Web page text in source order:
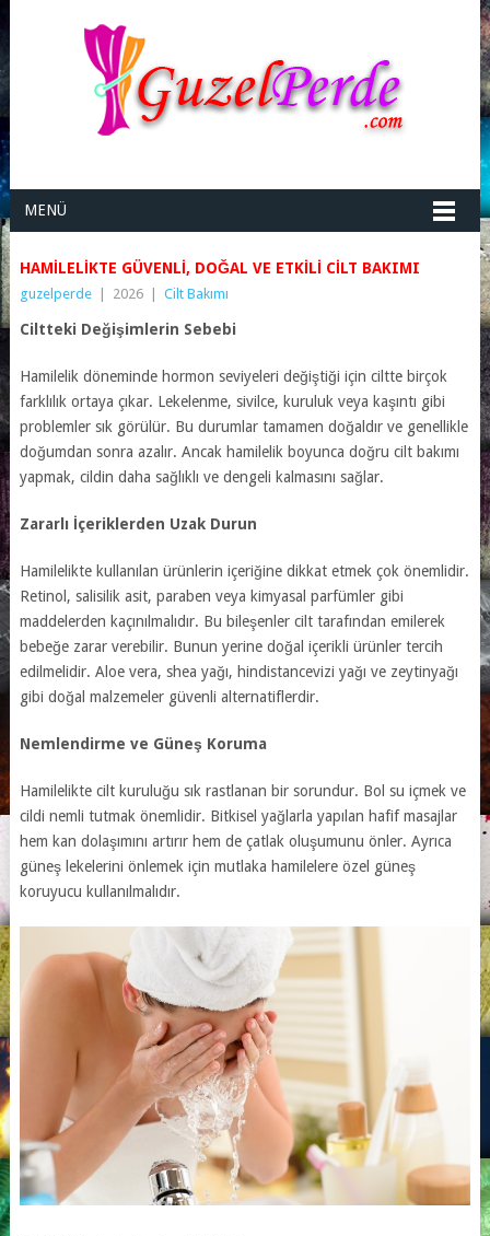
MENÜ
HAMILELIKTE GÜVENLI, DOĞAL VE ETKILI CILT BAKIMI
guzelperde 2026 Cilt Bakımı
Ciltteki Değişimlerin Sebebi
Hamilelik döneminde hormon seviyeleri değiştiği için ciltte birçok
farklılık ortaya çıkar. Lekelenme, sivilce, kuruluk veya kaşıntı gibi
problemler sık görülür. Bu durumlar tamamen doğaldır ve genellikle
doğumdan sonra azalır. Ancak hamilelik boyunca doğru cilt bakımı
yapmak, cildin daha sağlıklı ve dengeli kalmasını sağlar.
Zararlı İçeriklerden Uzak Durun
Hamilelikte kullanılan ürünlerin içeriğine dikkat etmek çok önemlidir.
Retinol, salisilik asit, paraben veya kimyasal parfümler gibi
maddelerden kaçınılmalıdır. Bu bileşenler cilt tarafından emilerek
bebeğe zarar verebilir. Bunun yerine doğal içerikli ürünler tercih
edilmelidir. Aloe vera, shea yağı, hindistancevizi yağı ve zeytinyağı
gibi doğal malzemeler güvenli alternatiflerdir.
Nemlendirme ve Güneş Koruma
Hamilelikte cilt kuruluğu sık rastlanan bir sorundur. Bol su içmek ve
cildi nemli tutmak önemlidir. Bitkisel yağlarla yapılan hafif masajlar
hem kan dolaşımını artırır hem de çatlak oluşumunu önler. Ayrıca
güneş lekelerini önlemek için mutlaka hamilelere özel güneş
koruyucu kullanılmalıdır.